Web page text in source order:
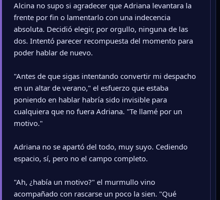
Alcina no supo si agradecer que Adriana levantara la
frente por fin o lamentarlo con una indecencia
absoluta. Decidió elegir, por orgullo, ninguna de las
dos. Intentó parecer recompuesta del momento para
poder hablar de nuevo.
"Antes de que sigas intentando convertir mi despacho
en un altar de verano," el esfuerzo que estaba
poniendo en hablar habría sido invisible para
cualquiera que no fuera Adriana. "Te llamé por un
motivo."
Adriana no se apartó del todo, muy suyo. Cediendo
espacio, sí, pero no el campo completo.
"Ah, ¿había un motivo?" el murmullo vino
acompañado con rascarse un poco la sien. "Qué